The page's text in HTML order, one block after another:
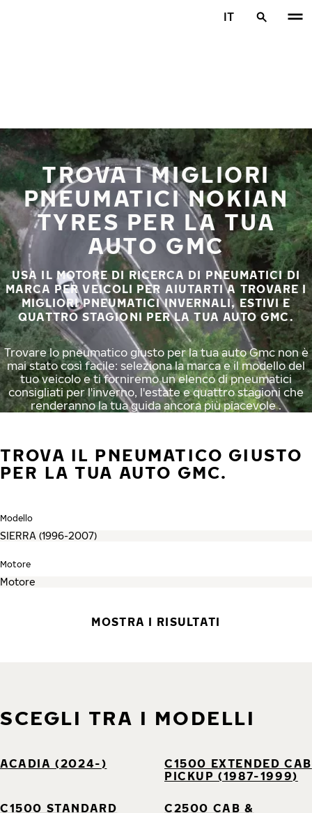
IT
TROVA I MIGLIORI
PNEUMATICI NOKIAN
TYRES PER LA TUA
AUTO GMC
USA IL MOTORE DI RICERCA DI PNEUMATICI DI
MARCA PER VEICOLI PER AIUTARTI A TROVARE I
MIGLIORI PNEUMATICI INVERNALI, ESTIVI E
QUATTRO STAGIONI PER LA TUA AUTO GMC.
Trovare lo pneumatico giusto per la tua auto Gmc non è
mai stato così facile: seleziona la marca e il modello del
tuo veicolo e ti forniremo un elenco di pneumatici
consigliati per l'inverno, l'estate e quattro stagioni che
renderanno la tua guida ancora più piacevole .
TROVA IL PNEUMATICO GIUSTO
PER LA TUA AUTO GMC.
Modello
Motore
MOSTRA I RISULTATI
SCEGLI TRA I MODELLI
ACADIA (2024-)
C1500 EXTENDED CAB
PICKUP (1987-1999)
C1500 STANDARD
C2500 CAB &